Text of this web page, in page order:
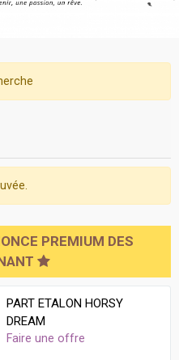
PREMIUM DES
PART ETALON HORSY
DREAM
Faire une offre